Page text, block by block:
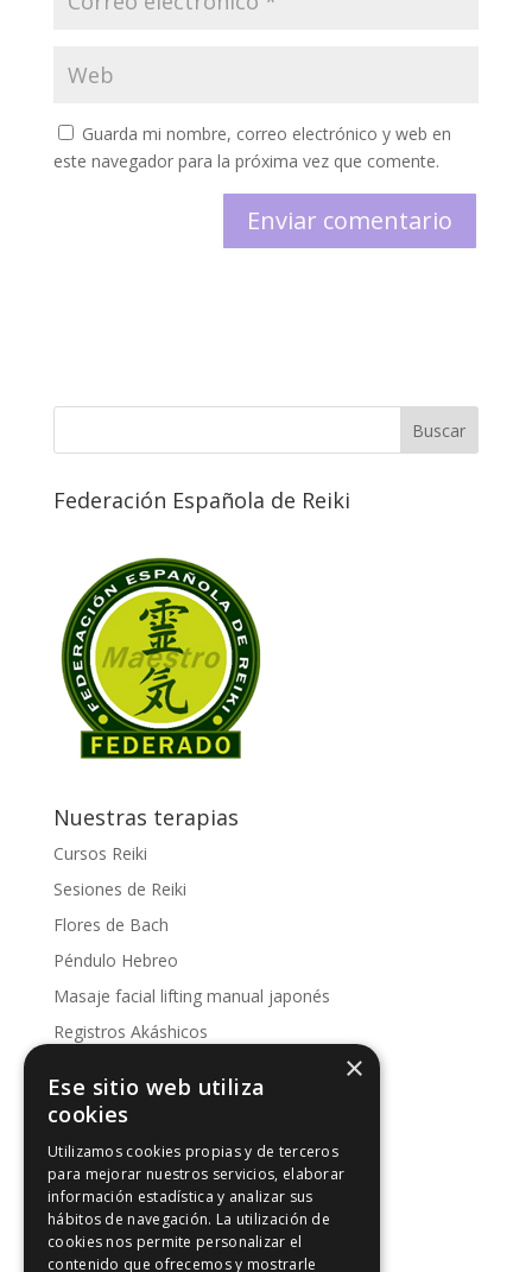
Guarda mi nombre, correo electrónico y web en
este navegador para la próxima vez que comente.
Federación Española de Reiki
Nuestras terapias
Cursos Reiki
Sesiones de Reiki
Flores de Bach
Péndulo Hebreo
Masaje facial lifting manual japonés
Registros Akáshicos
Kinesología
Artículos de interés
Artículos de interés
Intuición y Reiki
×
Ese sitio web utiliza
cookies
Utilizamos cookies propias y de terceros
para mejorar nuestros servicios, elaborar
información estadística y analizar sus
hábitos de navegación. La utilización de
cookies nos permite personalizar el
contenido que ofrecemos y mostrarle